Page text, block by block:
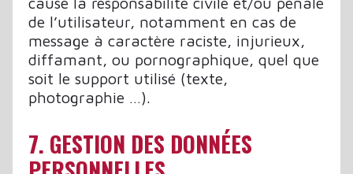
de l’utilisateur, notamment en cas de
message à caractère raciste, injurieux,
diffamant, ou pornographique, quel que
soit le support utilisé (texte,
photographie …).
7. GESTION DES DONNÉES